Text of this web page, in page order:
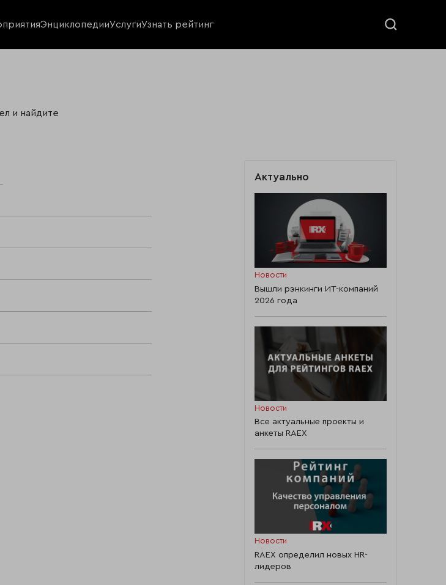
ЭнциклопедииУслугиУзнать рейтинг
и найдите
Актуально
Новости
Вышли рэнкинги ИТ-компаний
2026 года
Новости
Все актуальные проекты и
анкеты RAEX
Новости
RAEX определил новых HR-
лидеров